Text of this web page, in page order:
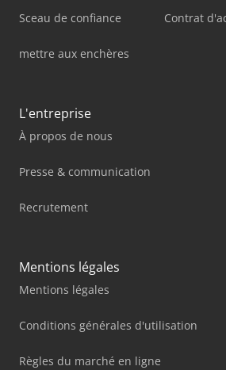
Sceau de confiance
mettre aux enchères
Contrat
L'entreprise
À propos de nous
Presse & communication
Recrutement
Mentions légales
Mentions légales
Conditions générales d'utilisation
Règles du marché en ligne